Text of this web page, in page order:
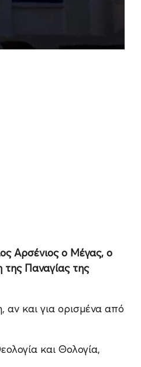
Αρσένιος ο Μέγας, ο
Παναγίας της
αν και για ορισμένα από
και Θολογία,